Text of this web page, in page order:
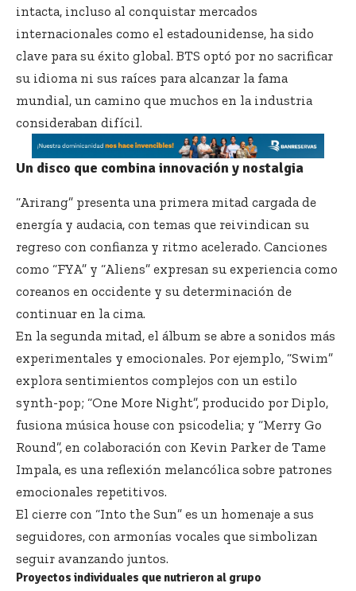
intacta, incluso al conquistar mercados
internacionales como el estadounidense, ha sido
clave para su éxito global. BTS optó por no sacrificar
su idioma ni sus raíces para alcanzar la fama
mundial, un camino que muchos en la industria
consideraban difícil.
Un disco que combina innovación y nostalgia
“Arirang” presenta una primera mitad cargada de
energía y audacia, con temas que reivindican su
regreso con confianza y ritmo acelerado. Canciones
como “FYA” y “Aliens” expresan su experiencia como
coreanos en occidente y su determinación de
continuar en la cima.
En la segunda mitad, el álbum se abre a sonidos más
experimentales y emocionales. Por ejemplo, “Swim”
explora sentimientos complejos con un estilo
synth-pop; “One More Night”, producido por Diplo,
fusiona música house con psicodelia; y “Merry Go
Round”, en colaboración con Kevin Parker de Tame
Impala, es una reflexión melancólica sobre patrones
emocionales repetitivos.
El cierre con “Into the Sun” es un homenaje a sus
seguidores, con armonías vocales que simbolizan
seguir avanzando juntos.
Proyectos individuales que nutrieron al grupo